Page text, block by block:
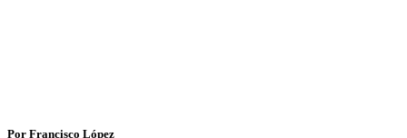
Por Francisco López